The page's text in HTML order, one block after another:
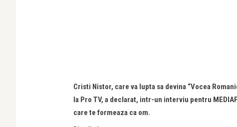
Cristi Nistor, care va lupta sa devina “Vocea
la Pro TV, a declarat, intr-un interviu pentru
care te formeaza ca om.